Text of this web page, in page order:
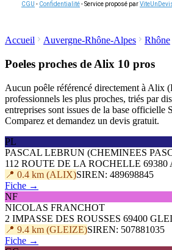
CGU - Confidentialité- Service proposé par
Accueil Auvergne-Rhône-Alpes Rhône
Poeles proches de Alix 10 pros
Aucun poêle référencé directement à Alix
professionnels les plus proches, triés par
entreprises sont issues de la base officielle
Comparez et demandez un devis gratuit.
PL
PASCAL LEBRUN (CHEMINEES
112 ROUTE DE LA ROCHELLE 69380
📍 0.4 km (ALIX)SIREN: 489698845
Fiche →
NF
NICOLAS FRANCHOT
2 IMPASSE DES ROUSSES 69400
📍 9.4 km (GLEIZE)SIREN: 507881035
Fiche →